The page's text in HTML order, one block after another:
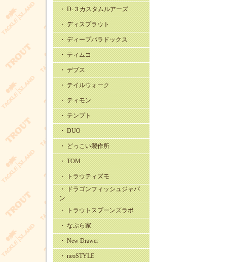
・ D-３カスタムルアーズ
・ ディスプラウト
・ ディープパラドックス
・ ティムコ
・ デプス
・ テイルウォーク
・ ティモン
・ テンプト
・ DUO
・ どっこい製作所
・ TOM
・ トラウティズモ
・ ドラゴンフィッシュジャパ
ン
・ トラウトスプーンズラボ
・ なぶら家
・ New Drawer
・ neoSTYLE